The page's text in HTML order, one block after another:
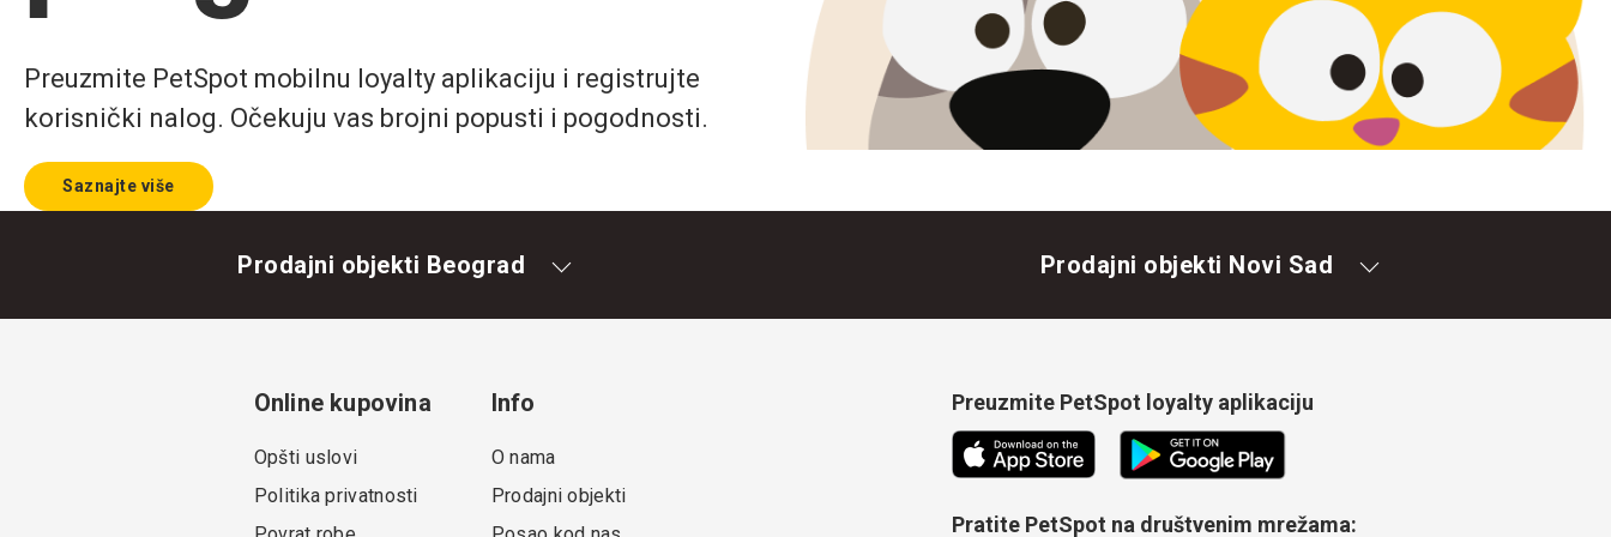
Preuzmite PetSpot mobilnu loyalty aplikaciju i registrujte
korisnički nalog. Očekuju vas brojni popusti i pogodnosti.
Saznajte više
Prodajni objekti Beograd Prodajni objekti Novi Sad
Online kupovina
Opšti uslovi
Politika privatnosti
Info
O nama
Prodajni objekti
Preuzmite PetSpot loyalty aplikaciju
Pratite PetSpot na društvenim mrežama: